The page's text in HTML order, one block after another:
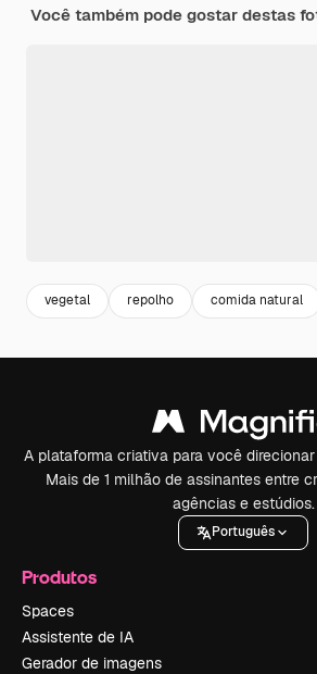
Você também pode gostar destas
vegetal repolho comida natural
A plataforma criativa para você
Mais de 1 milhão de assinantes entre
agências e estúdios.
Português
Produtos
Spaces
Assistente de IA
Gerador de imagens